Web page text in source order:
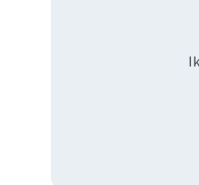
aspek-aspek HKI